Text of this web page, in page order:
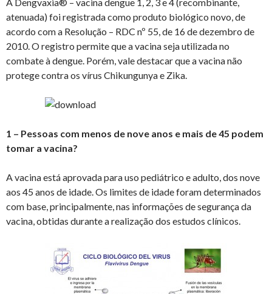
atenuada) foi registrada como produto biológico novo, de
acordo com a Resolução – RDC nº 55, de 16 de dezembro de
2010. O registro permite que a vacina seja utilizada no
combate à dengue. Porém, vale destacar que a vacina não
protege contra os vírus Chikungunya e Zika.
1 – Pessoas com menos de nove anos e mais de 45 podem
tomar a vacina?
A vacina está aprovada para uso pediátrico e adulto, dos nove
aos 45 anos de idade. Os limites de idade foram determinados
com base, principalmente, nas informações de segurança da
vacina, obtidas durante a realização dos estudos clínicos.